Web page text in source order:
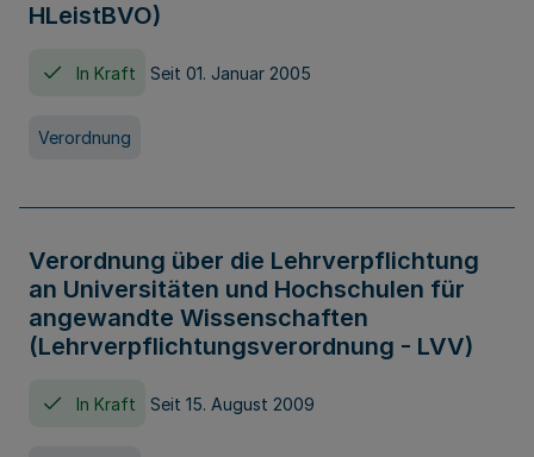
HLeistBVO)
In Kraft Seit 01. Januar 2005
Verordnung
Verordnung über die Lehrverpflichtung
an Universitäten und Hochschulen für
angewandte Wissenschaften
(Lehrverpflichtungsverordnung - LVV)
In Kraft Seit 15. August 2009